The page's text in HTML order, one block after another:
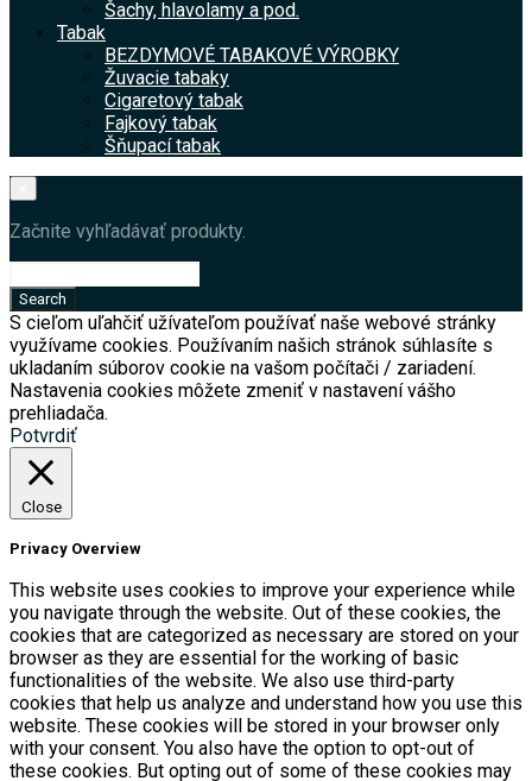
Šachy, hlavolamy a pod.
Tabak
BEZDYMOVÉ TABAKOVÉ VÝROBKY
Žuvacie tabaky
Cigaretový tabak
Fajkový tabak
Šňupací tabak
Začnite vyhľadávať produkty.
S cieľom uľahčiť užívateľom používať naše webové stránky
využívame cookies. Používaním našich stránok súhlasíte s
ukladaním súborov cookie na vašom počítači / zariadení.
Nastavenia cookies môžete zmeniť v nastavení vášho
prehliadača.
Potvrdiť
Close
Privacy Overview
This website uses cookies to improve your experience while
you navigate through the website. Out of these cookies, the
cookies that are categorized as necessary are stored on your
browser as they are essential for the working of basic
functionalities of the website. We also use third-party
cookies that help us analyze and understand how you use this
website. These cookies will be stored in your browser only
with your consent. You also have the option to opt-out of
these cookies. But opting out of some of these cookies may